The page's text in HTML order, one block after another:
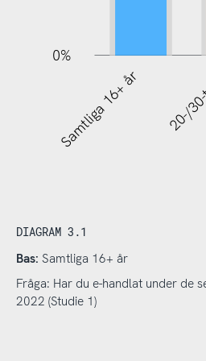
0%
Samtliga 16+ år 20-/
DIAGRAM 3.1
Bas: Samtliga 16+ år
Fråga: Har du e-handlat under de
2022 (Studie 1)